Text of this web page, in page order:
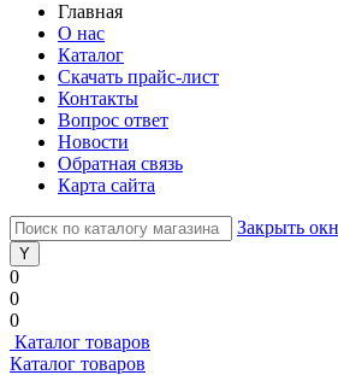
Главная
О нас
Каталог
Скачать прайс-лист
Контакты
Вопрос ответ
Новости
Обратная связь
Карта сайта
Закрыть
0
0
0
Каталог товаров
Каталог товаров